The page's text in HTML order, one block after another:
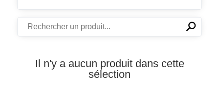
✕⚲
Il n'y a aucun produit dans cette
sélection